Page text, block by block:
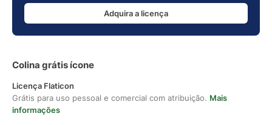
Adquira a licença
Colina grátis ícone
Licença Flaticon
Grátis para uso pessoal e comercial com atribuição. Mais
informações